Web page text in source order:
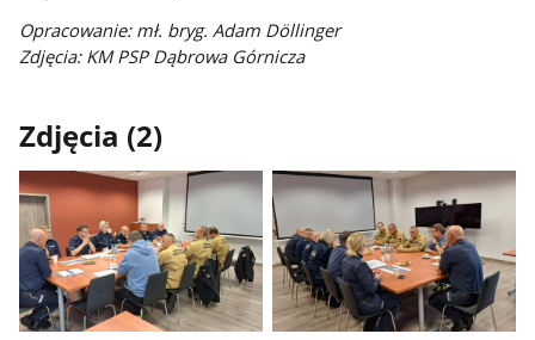
Opracowanie: mł. bryg. Adam Döllinger
Zdjęcia: KM PSP Dąbrowa Górnicza
Zdjęcia (2)